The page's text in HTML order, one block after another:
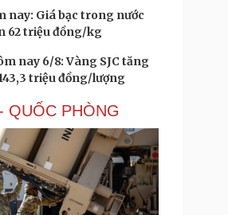
nay: Giá bạc trong nước
62 triệu đồng/kg
nay 6/8: Vàng SJC tăng
triệu đồng/lượng
QUỐC PHÒNG